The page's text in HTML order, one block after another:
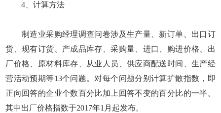
4、计算方法
制造业采购经理调查问卷涉及生产量、新订单、出口订
货、现有订货、产成品库存、采购量、进口、购进价格、出
厂价格、原材料库存、从业人员、供应商配送时间、生产经
营活动预期等13个问题。对每个问题分别计算扩散指数，即
正向回答的企业个数百分比加上回答不变的百分比的一半。
其中出厂价格指数于2017年1月起发布。